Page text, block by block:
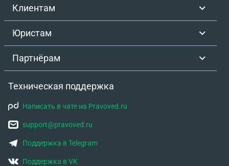
Клиентам
Юристам
Партнёрам
Техническая поддержка
Написать в чате на Pravoved.ru
support@pravoved.ru
Поддержка в Telegram
Поддержка в VK